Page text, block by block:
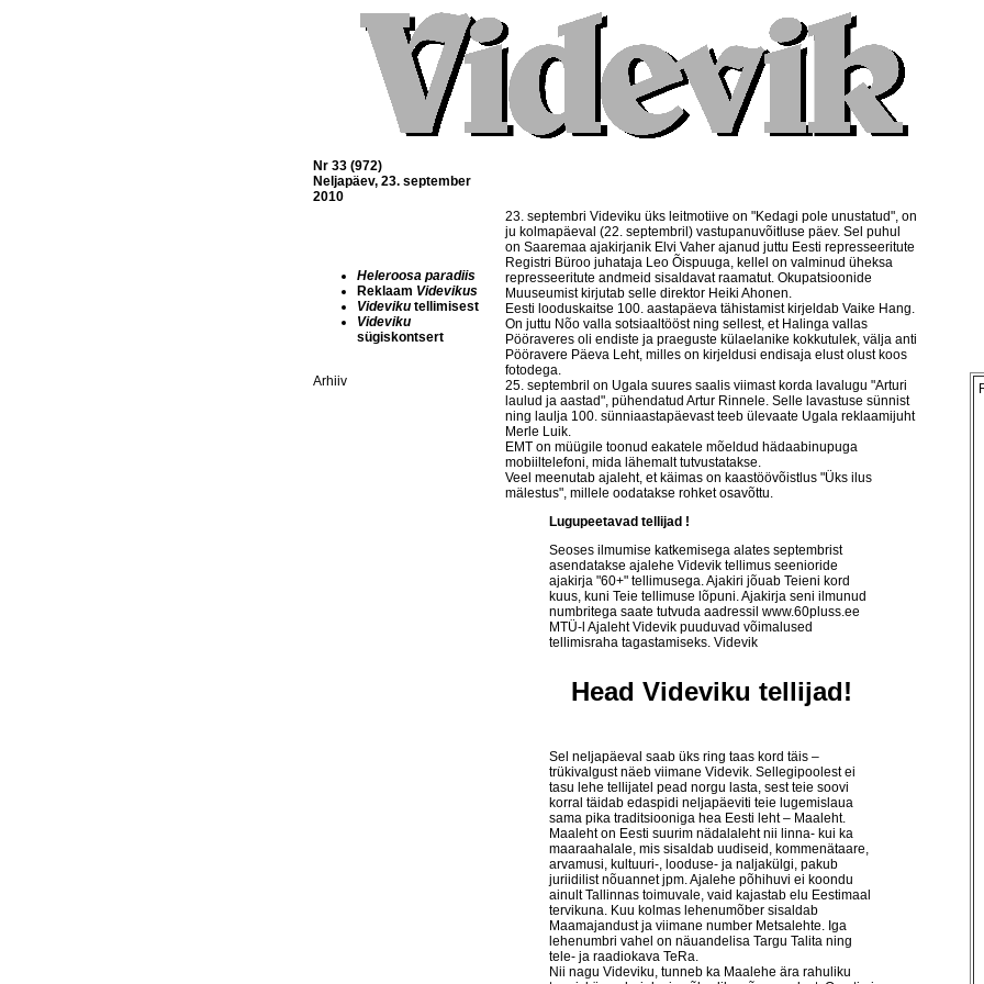
Nr 33 (972)
Neljapäev, 23. september
2010
Heleroosa paradiis
Reklaam Videvikus
Videviku tellimisest
Videviku
sügiskontsert
Arhiiv
23. septembri Videviku üks leitmotiive on "Kedagi pole unustatud", on
ju kolmapäeval (22. septembril) vastupanuvõitluse päev. Sel puhul
on Saaremaa ajakirjanik Elvi Vaher ajanud juttu Eesti represseeritute
Registri Büroo juhataja Leo Õispuuga, kellel on valminud üheksa
represseeritute andmeid sisaldavat raamatut. Okupatsioonide
Muuseumist kirjutab selle direktor Heiki Ahonen.
Eesti looduskaitse 100. aastapäeva tähistamist kirjeldab Vaike Hang.
On juttu Nõo valla sotsiaaltööst ning sellest, et Halinga vallas
Pööraveres oli endiste ja praeguste külaelanike kokkutulek, välja anti
Pööravere Päeva Leht, milles on kirjeldusi endisaja elust olust koos
fotodega.
25. septembril on Ugala suures saalis viimast korda lavalugu "Arturi
laulud ja aastad", pühendatud Artur Rinnele. Selle lavastuse sünnist
ning laulja 100. sünniaastapäevast teeb ülevaate Ugala reklaamijuht
Merle Luik.
EMT on müügile toonud eakatele mõeldud hädaabinupuga
mobiiltelefoni, mida lähemalt tutvustatakse.
Veel meenutab ajaleht, et käimas on kaastöövõistlus "Üks ilus
mälestus", millele oodatakse rohket osavõttu.
Lugupeetavad tellijad !
Seoses ilmumise katkemisega alates septembrist
asendatakse ajalehe Videvik tellimus seenioride
ajakirja "60+" tellimusega. Ajakiri jõuab Teieni kord
kuus, kuni Teie tellimuse lõpuni. Ajakirja seni ilmunud
numbritega saate tutvuda aadressil www.60pluss.ee
MTÜ-l Ajaleht Videvik puuduvad võimalused
tellimisraha tagastamiseks. Videvik
Head Videviku tellijad!
Sel neljapäeval saab üks ring taas kord täis –
trükivalgust näeb viimane Videvik. Sellegipoolest ei
tasu lehe tellijatel pead norgu lasta, sest teie soovi
korral täidab edaspidi neljapäeviti teie lugemislaua
sama pika traditsiooniga hea Eesti leht – Maaleht.
Maaleht on Eesti suurim nädalaleht nii linna- kui ka
maaraahalale, mis sisaldab uudiseid, kommenätaare,
arvamusi, kultuuri-, looduse- ja naljakülgi, pakub
juriidilist nõuannet jpm. Ajalehe põhihuvi ei koondu
ainult Tallinnas toimuvale, vaid kajastab elu Eestimaal
tervikuna. Kuu kolmas lehenumõber sisaldab
Maamajandust ja viimane number Metsalehte. Iga
lehenumbri vahel on näuandelisa Targu Talita ning
tele- ja raadiokava TeRa.
Nii nagu Videviku, tunneb ka Maalehe ära rahuliku